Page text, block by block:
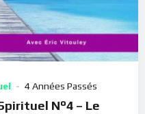
4 Années Passés
N°4 – Le